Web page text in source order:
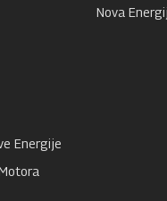
Nova
Energije